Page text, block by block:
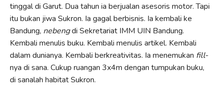
tinggal di Garut. Dua tahun ia berjualan asesoris motor. Tapi
itu bukan jiwa Sukron. Ia gagal berbisnis. Ia kembali ke
Bandung, nebengdi Sekretariat IMM UIN Bandung.
Kembali menulis buku. Kembali menulis artikel. Kembali
dalam dunianya. Kembali berkreativitas. Ia menemukan fill-
nya di sana. Cukup ruangan 3x4m dengan tumpukan buku,
di sanalah habitat Sukron.